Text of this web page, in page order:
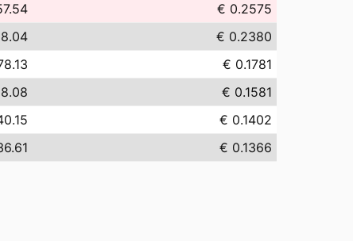
€ 0.2575
€ 0.2380
€ 0.1781
€ 0.1581
€ 0.1402
€ 0.1366